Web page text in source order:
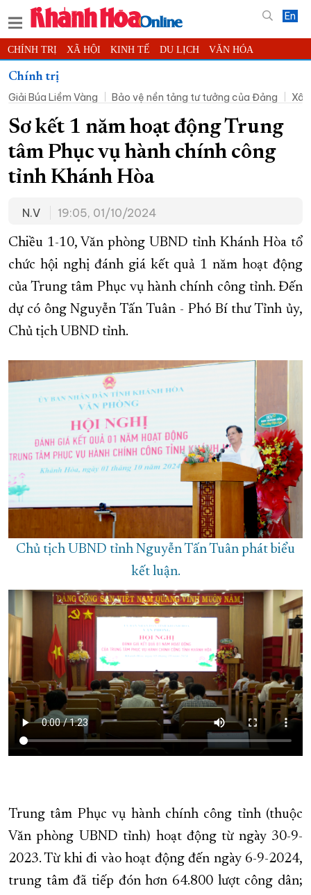
En
CHÍNH TRỊ XÃ HỘI KINH TẾ DU LỊCH VĂN HÓA
THỂ THAO
KHOA HỌC - CÔNG NGHỆ PHÁP LUẬT BẠN ĐỌC PHÓNG SỰ
THẾ GIỚI MULTIMEDIA VIDEO ĐỌC BÁO ONLINE
PODCAST THÔNG TIN - QUẢNG CÁO
QUY HOẠCH TỈNH KHÁNH HÒA
CHUNG TAY CẢI CÁCH HÀNH CHÍNH
XÂY DỰNG NÔNG THÔN MỚI LỊCH CẮT ĐIỆN
TÀU - XE - MÁY BAY
KỶ NIỆM 370 NĂM XÂY DỰNG VÀ PHÁT TRIỂN TỈNH KHÁNH HÒA
KHOẢNH KHẮC ĐẸP XỨ TRẦM
XÂY DỰNG KHÁNH HÒA TRỞ THÀNH THÀNH PHỐ TRỰC THUỘC
Chính trị
Giải Búa Liềm Vàng
Bảo vệ nền tảng tư tưởng của Đảng
Sơ kết 1 năm hoạt động Trung
tâm Phục vụ hành chính công
tỉnh Khánh Hòa
N.V 19:05, 01/10/2024
Chiều 1-10, Văn phòng UBND tỉnh Khánh Hòa tổ
chức hội nghị đánh giá kết quả 1 năm hoạt động
của Trung tâm Phục vụ hành chính công tỉnh. Đến
dự có ông Nguyễn Tấn Tuân - Phó Bí thư Tỉnh ủy,
Chủ tịch UBND tỉnh.
Chủ tịch UBND tỉnh Nguyễn Tấn Tuân phát biểu
kết luận.
Trung tâm Phục vụ hành chính công tỉnh (thuộc
Văn phòng UBND tỉnh) hoạt động từ ngày 30-9-
2023. Từ khi đi vào hoạt động đến ngày 6-9-2024,
trung tâm đã tiếp đón hơn 64.800 lượt công dân;